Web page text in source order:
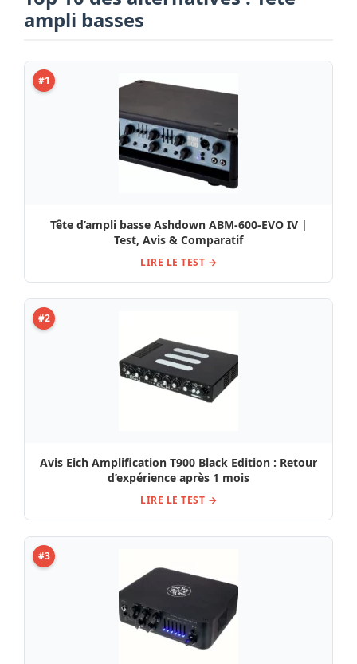
ampli basses
#1
Tête d’ampli basse Ashdown ABM-600-EVO IV |
Test, Avis & Comparatif
LIRE LE TEST →
#2
Avis Eich Amplification T900 Black Edition : Retour
d’expérience après 1 mois
LIRE LE TEST →
#3